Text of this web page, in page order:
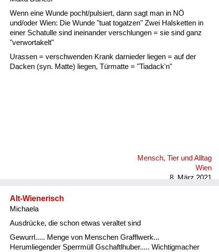
Wenn eine Wunde pocht/pulsiert, dann sagt man in NÖ
und/oder Wien: Die Wunde "tuat togatzen" Zwei Halsketten in
einer Schatulle sind ineinander verschlungen = sie sind ganz
"verwortakelt"
Urassen = verschwenden Krank darnieder liegen = auf der
Dacken (syn. Matte) liegen, Türmatte = "Tiadack'n"
Mensch, Tier und Alltag
Wien
8. März 2021
Alt-Wienerisch
Michaela
Ausdrücke, die schon etwas veraltet sind
Gewurrl..... Menge von Menschen Grafflwerk...
Herumliegender Sperrmüll Gschaftlhuber..... Wichtigmacher